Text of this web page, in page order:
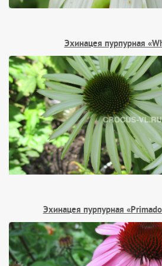
Эхинацея пурпурная
Эхинацея пурпурная